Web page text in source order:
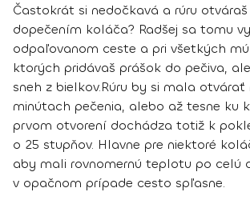
Častokrát si nedočkavá a rúru
dopečením koláča? Radšej sa tomu
odpaľovanom ceste a pri všetkých
ktorých pridávaš prášok do pečiva,
sneh z bielkov.Rúru by si mala otvárať
minútach pečenia, alebo až tesne ku
prvom otvorení dochádza totiž k
o 25 stupňov. Hlavne pre niektoré
aby mali rovnomernú teplotu po celú
v opačnom prípade cesto spľasne.